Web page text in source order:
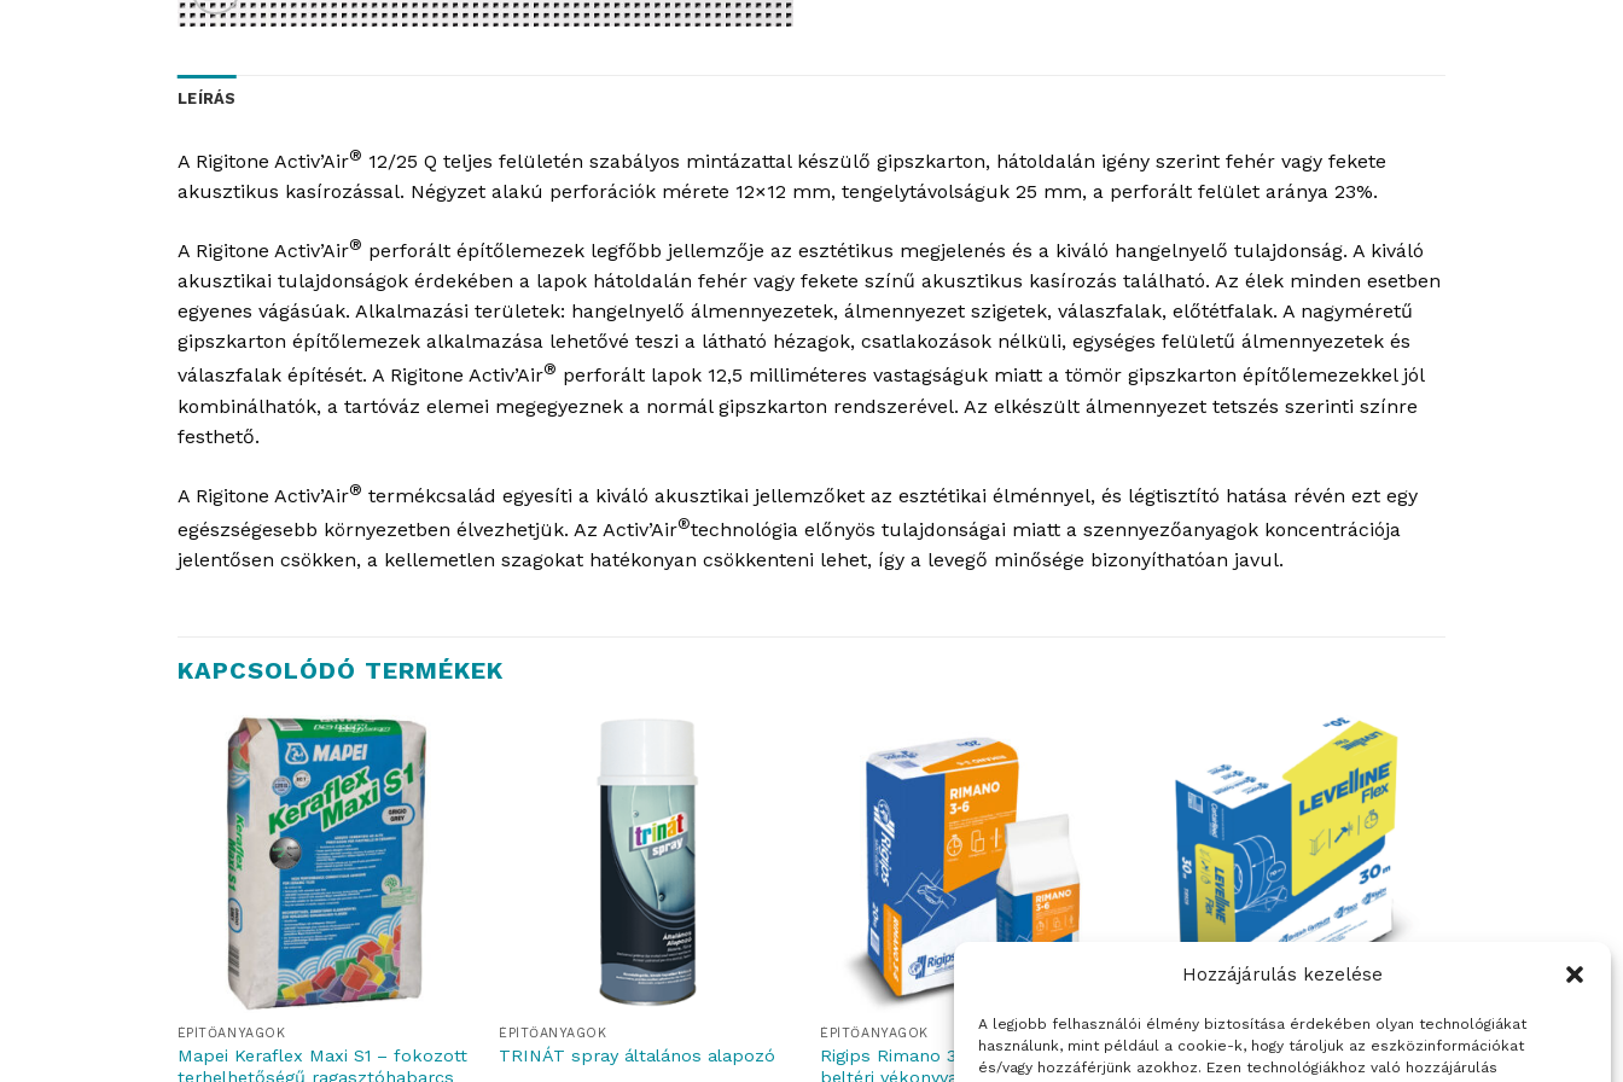
Hozzájárulás kezelése
A legjobb felhasználói élmény biztosítása érdekében olyan technológiákat
használunk, mint például a cookie-k, hogy tároljuk az eszközinformációkat
és/vagy hozzáférjünk azokhoz. Ezen technológiákhoz való hozzájárulás
LEÍRÁS
A Rigitone Activ’Air® 12/25 Q teljes felületén szabályos mintázattal készülő gipszkarton, hátoldalán igény szerint fehér vagy fekete
akusztikus kasírozással. Négyzet alakú perforációk mérete 12×12 mm, tengelytávolságuk 25 mm, a perforált felület aránya 23%.
A Rigitone Activ’Air® perforált építőlemezek legfőbb jellemzője az esztétikus megjelenés és a kiváló hangelnyelő tulajdonság. A kiváló
akusztikai tulajdonságok érdekében a lapok hátoldalán fehér vagy fekete színű akusztikus kasírozás található. Az élek minden esetben
egyenes vágásúak. Alkalmazási területek: hangelnyelő álmennyezetek, álmennyezet szigetek, válaszfalak, előtétfalak. A nagyméretű
gipszkarton építőlemezek alkalmazása lehetővé teszi a látható hézagok, csatlakozások nélküli, egységes felületű álmennyezetek és
válaszfalak építését. A Rigitone Activ’Air® perforált lapok 12,5 milliméteres vastagságuk miatt a tömör gipszkarton építőlemezekkel jól
kombinálhatók, a tartóváz elemei megegyeznek a normál gipszkarton rendszerével. Az elkészült álmennyezet tetszés szerinti színre
festhető.
A Rigitone Activ’Air® termékcsalád egyesíti a kiváló akusztikai jellemzőket az esztétikai élménnyel, és légtisztító hatása révén ezt egy
egészségesebb környezetben élvezhetjük. Az Activ’Air®technológia előnyös tulajdonságai miatt a szennyezőanyagok koncentrációja
jelentősen csökken, a kellemetlen szagokat hatékonyan csökkenteni lehet, így a levegő minősége bizonyíthatóan javul.
KAPCSOLÓDÓ TERMÉKEK
ÉPÍTŐANYAGOK
Mapei Keraflex Maxi S1 – fokozott
terhelhetőségű ragasztóhabarcs
ÉPÍTŐANYAGOK
TRINÁT spray általános alapozó
ÉPÍTŐANYAGOK
Rigips Rimano 3-6 – gipszes
beltéri vékonyvakolat 3-6 mm
ÉPÍTŐANYAGOK
LEVELLINE ÉLVÉDŐ